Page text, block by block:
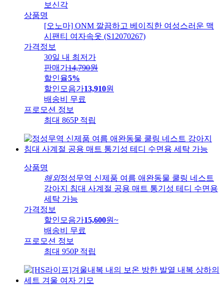
보신각
상품명
[오노마] ONM 깔끔하고 베이직한 여성스러운 맥
시팬티 여자속옷 (S12070267)
가격정보
30일 내 최저가
판매가14,790원
할인율5%
할인모음가13,910원
배송비
무료
프로모션 정보
최대 865P 적립
상품명
해외정성무역 신제품 여름 애완동물 쿨링 네스트
강아지 침대 사계절 공용 매트 통기성 테디 수면용
세탁 가능
가격정보
할인모음가15,600원~
배송비
무료
프로모션 정보
최대 950P 적립